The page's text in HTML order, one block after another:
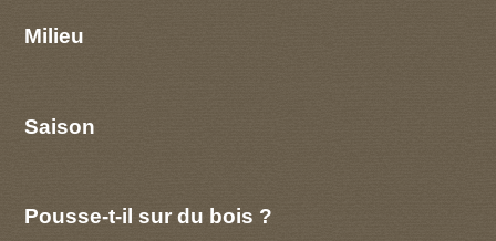
Milieu
Saison
Pousse-t-il sur du bois ?